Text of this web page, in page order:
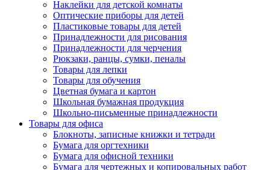
Наклейки для детской комнаты
Оптические приборы для детей
Пластиковые товары для детей
Принадлежности для рисования
Принадлежности для черчения
Рюкзаки, ранцы, сумки, пеналы
Товары для лепки
Товары для обучения
Цветная бумага и картон
Школьная бумажная продукция
Школьно-письменные принадлежности
Товары для офиса
Блокноты, записные книжки и тетради
Бумага для оргтехники
Бумага для офисной техники
Бумага для чертежных и копировальных работ